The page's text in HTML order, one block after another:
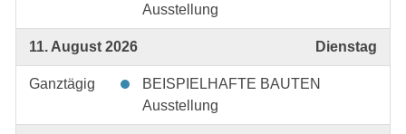
Ausstellung
11. August 2026 Dienstag
Ganztägig
BEISPIELHAFTE BAUTEN
Ausstellung